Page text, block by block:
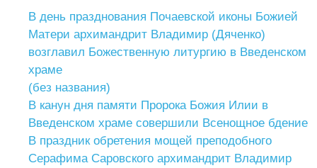
В день празднования Почаевской иконы Божией
Матери архимандрит Владимир (Дяченко)
возглавил Божественную литургию в Введенском
храме
(без названия)
В канун дня памяти Пророка Божия Илии в
Введенском храме совершили Всенощное бдение
В праздник обретения мощей преподобного
Серафима Саровского архимандрит Владимир